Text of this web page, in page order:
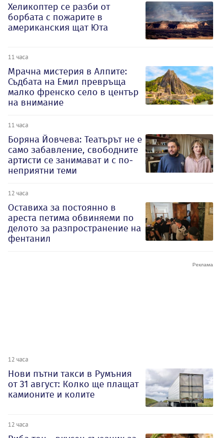
Хеликоптер се разби от
борбата с пожарите в
американския щат Юта
11 часа
Мрачна мистерия в Алпите:
Съдбата на Емил превръща
малко френско село в център
на внимание
11 часа
Боряна Йовчева: Театърът не е
само забавление, свободните
артисти се занимават и с по-
неприятни теми
12 часа
Оставиха за постоянно в
ареста петима обвиняеми по
делото за разпространение на
фентанил
12 часа
Нови пътни такси в Румъния
от 31 август: Колко ще плащат
камионите и колите
12 часа